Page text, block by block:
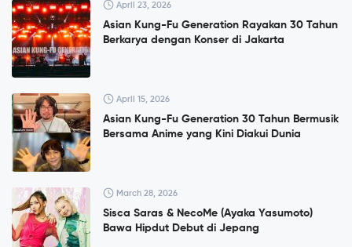
April 23, 2026
Asian Kung-Fu Generation Rayakan 30 Tahun
Berkarya dengan Konser di Jakarta
April 15, 2026
Asian Kung-Fu Generation 30 Tahun Bermusik
Bersama Anime yang Kini Diakui Dunia
March 28, 2026
Sisca Saras & NecoMe (Ayaka Yasumoto)
Bawa Hipdut Debut di Jepang